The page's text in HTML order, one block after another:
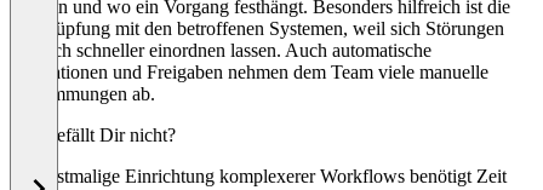
wurden und wo ein Vorgang festhängt. Besonders hilfreich ist die
Verknüpfung mit den betroffenen Systemen, weil sich Störungen
dadurch schneller einordnen lassen. Auch automatische
Eskalationen und Freigaben nehmen dem Team viele manuelle
Abstimmungen ab.
Was gefällt Dir nicht?
Die erstmalige Einrichtung komplexerer Workflows benötigt Zeit